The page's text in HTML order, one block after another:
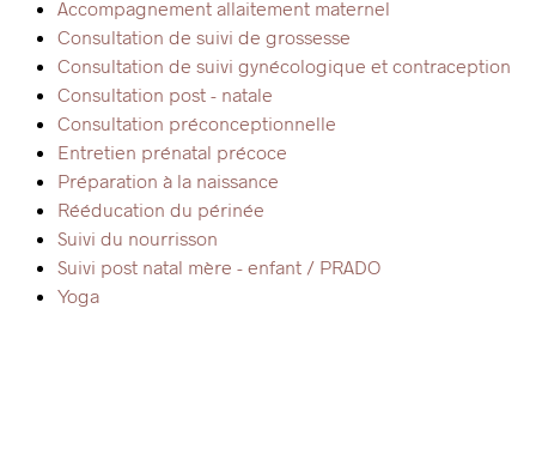
Accompagnement allaitement maternel
Consultation de suivi de grossesse
Consultation de suivi gynécologique et contraception
Consultation post - natale
Consultation préconceptionnelle
Entretien prénatal précoce
Préparation à la naissance
Rééducation du périnée
Suivi du nourrisson
Suivi post natal mère - enfant / PRADO
Yoga